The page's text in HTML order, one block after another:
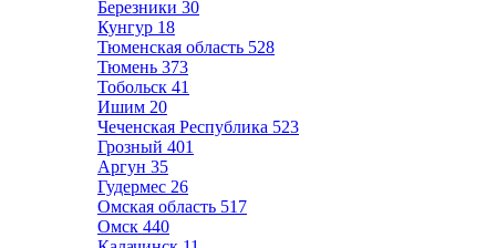
Березники 30
Кунгур 18
Тюменская область 528
Тюмень 373
Тобольск 41
Ишим 20
Чеченская Республика 523
Грозный 401
Аргун 35
Гудермес 26
Омская область 517
Омск 440